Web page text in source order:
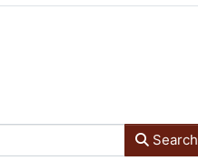
Search